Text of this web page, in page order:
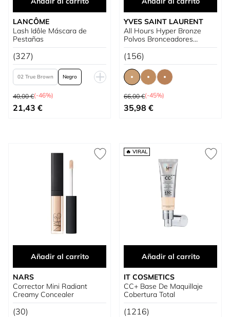
LANCÔME
Lash Idôle Máscara de
Pestañas
(327)
02 True Brown Negro
Negro Waterproof
Precio habitual
40,00 €(-46%)
Tan bajo como
21,43 €
YVES SAINT LAURENT
All Hours Hyper Bronze
Polvos Bronceadores
Multiusos
(156)
Precio habitual
66,00 €(-45%)
Tan bajo como
35,98 €
Añadir al carrito
NARS
Corrector Mini Radiant
Creamy Concealer
(30)
🔥 VIRAL
Añadir al carrito
IT COSMETICS
CC+ Base De Maquillaje
Cobertura Total
(1216)